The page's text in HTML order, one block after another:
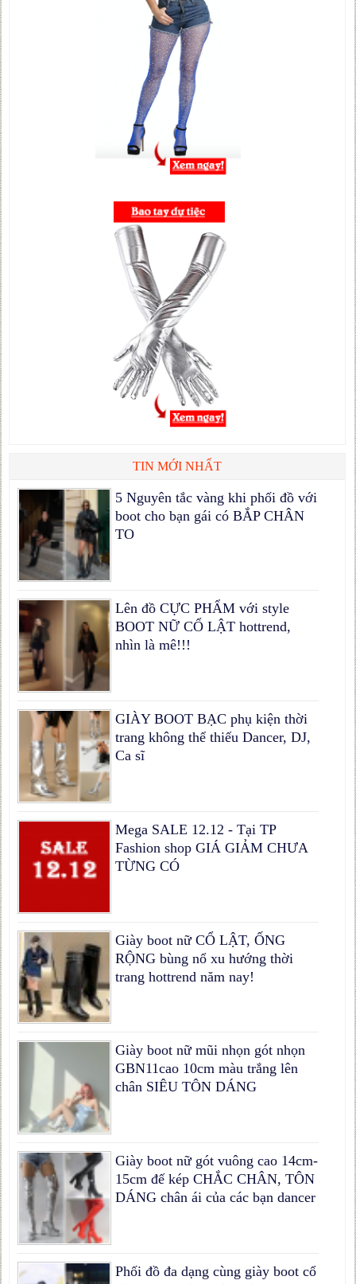
TIN MỚI NHẤT
5 Nguyên tắc vàng khi phối đồ với
boot cho bạn gái có BẮP CHÂN
TO
Lên đồ CỰC PHẨM với style
BOOT NỮ CỔ LẬT hottrend,
nhìn là mê!!!
GIÀY BOOT BẠC phụ kiện thời
trang không thể thiếu Dancer, DJ,
Ca sĩ
Mega SALE 12.12 - Tại TP
Fashion shop GIÁ GIẢM CHƯA
TỪNG CÓ
Giày boot nữ CỔ LẬT, ỐNG
RỘNG bùng nổ xu hướng thời
trang hottrend năm nay!
Giày boot nữ mũi nhọn gót nhọn
GBN11cao 10cm màu trắng lên
chân SIÊU TÔN DÁNG
Giày boot nữ gót vuông cao 14cm-
15cm đế kép CHẮC CHÂN, TÔN
DÁNG chân ái của các bạn dancer
Phối đồ đa dạng cùng giày boot cổ